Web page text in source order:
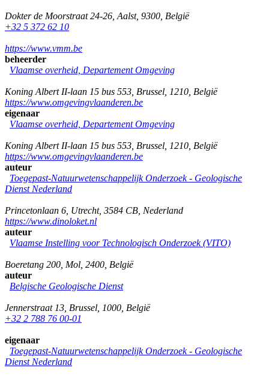
Dokter de Moorstraat 24-26 Aalst, 9300 België
+32 5 372 62 10
https://www.vmm.be
beheerder
Vlaamse overheid, Departement Omgeving
Koning Albert II-laan 15 bus 553 Brussel 1210 België
https://www.omgevingvlaanderen.be
eigenaar
Vlaamse overheid, Departement Omgeving
Koning Albert II-laan 15 bus 553 Brussel 1210 België
https://www.omgevingvlaanderen.be
auteur
Toegepast-Natuurwetenschappelijk Onderzoek - Geologische
Dienst Nederland
Princetonlaan 6 Utrecht, 3584 CB Nederland
https://www.dinoloket.nl
auteur
Vlaamse Instelling voor Technologisch Onderzoek (VITO)
Boeretang 200 Mol 2400 België
auteur
Belgische Geologische Dienst
Jennerstraat 13 Brussel 1000 België
+32 2 788 76 00-01
eigenaar
Toegepast-Natuurwetenschappelijk Onderzoek - Geologische
Dienst Nederland